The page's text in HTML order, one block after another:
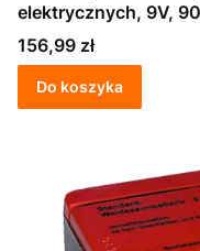
elektrycznych, 9V,
Cena
156,99 zł
Do koszyka